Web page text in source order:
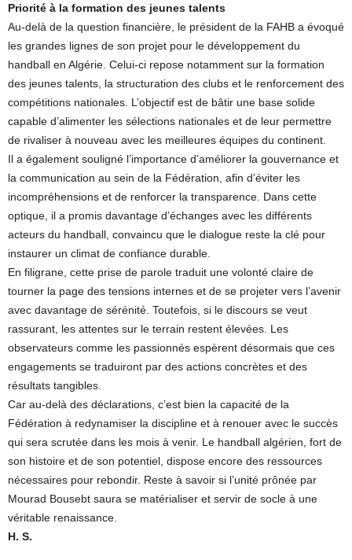
Priorité à la formation des jeunes talents
Au-delà de la question financière, le président de la FAHB a évoqué
les grandes lignes de son projet pour le développement du
handball en Algérie. Celui-ci repose notamment sur la formation
des jeunes talents, la structuration des clubs et le renforcement des
compétitions nationales. L’objectif est de bâtir une base solide
capable d’alimenter les sélections nationales et de leur permettre
de rivaliser à nouveau avec les meilleures équipes du continent.
Il a également souligné l’importance d’améliorer la gouvernance et
la communication au sein de la Fédération, afin d’éviter les
incompréhensions et de renforcer la transparence. Dans cette
optique, il a promis davantage d’échanges avec les différents
acteurs du handball, convaincu que le dialogue reste la clé pour
instaurer un climat de confiance durable.
En filigrane, cette prise de parole traduit une volonté claire de
tourner la page des tensions internes et de se projeter vers l’avenir
avec davantage de sérénité. Toutefois, si le discours se veut
rassurant, les attentes sur le terrain restent élevées. Les
observateurs comme les passionnés espèrent désormais que ces
engagements se traduiront par des actions concrètes et des
résultats tangibles.
Car au-delà des déclarations, c’est bien la capacité de la
Fédération à redynamiser la discipline et à renouer avec le succès
qui sera scrutée dans les mois à venir. Le handball algérien, fort de
son histoire et de son potentiel, dispose encore des ressources
nécessaires pour rebondir. Reste à savoir si l’unité prônée par
Mourad Bousebt saura se matérialiser et servir de socle à une
véritable renaissance.
H. S.